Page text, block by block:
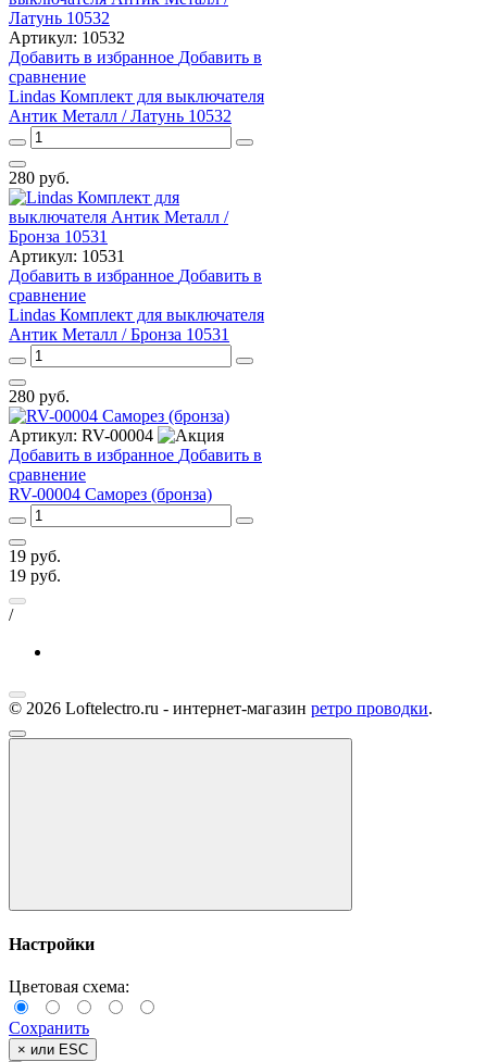
Артикул: 10532
Добавить в избранное Добавить в
сравнение
Lindas Комплект для выключателя
Антик Металл / Латунь 10532
280 руб.
Артикул: 10531
Добавить в избранное Добавить в
сравнение
Lindas Комплект для выключателя
Антик Металл / Бронза 10531
280 руб.
Артикул: RV-00004
Добавить в избранное Добавить в
сравнение
RV-00004 Саморез (бронза)
19 руб.
19 руб.
/
© 2026 Loftelectro.ru - интернет-магазин ретро проводки.
Настройки
Цветовая схема:
Сохранить
× или ESC